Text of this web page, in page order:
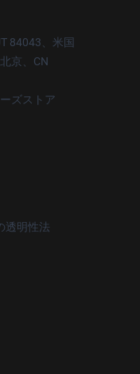
84043、米国
京、CN
ズストア
透明性法